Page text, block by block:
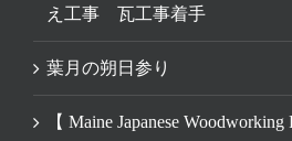
え工事 瓦工事着手
葉月の朔日参り
【 Maine Japanese